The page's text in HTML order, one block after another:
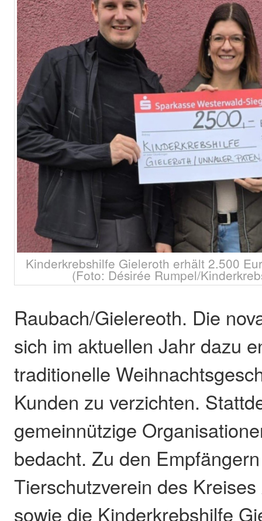
Kinderkrebshilfe Gieleroth erhält 2.500
(Foto: Désirée Rumpel/
Raubach/Gielereoth. Die
sich im aktuellen Jahr dazu
traditionelle
Kunden zu verzichten.
gemeinnützige
bedacht. Zu den
Tierschutzverein des
sowie die Kinderkrebshilfe